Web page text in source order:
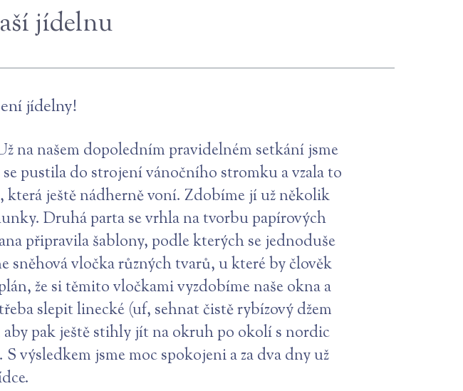
jídelnu
jídelny!
na našem dopoledním pravidelném setkání jsme
pustila do strojení vánočního stromku a vzala to
ještě nádherně voní. Zdobíme jí už několik
Druhá parta se vrhla na tvorbu papírových
připravila šablony, podle kterých se jednoduše
sněhová vločka různých tvarů, u které by člověk
že si těmito vločkami vyzdobíme naše okna a
slepit linecké (uf, sehnat čistě rybízový džem
pak ještě stihly jít na okruh po okolí s nordic
výsledkem jsme moc spokojeni a za dva dny už